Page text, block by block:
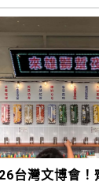
台灣文博會！